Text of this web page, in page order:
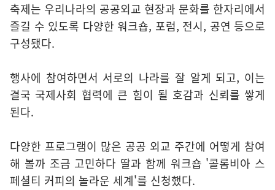
축제는 우리나라의 공공외교 현장과 문화를 한자리에서
즐길 수 있도록 다양한 워크숍, 포럼, 전시, 공연 등으로
구성됐다.
행사에 참여하면서 서로의 나라를 잘 알게 되고, 이는
결국 국제사회 협력에 큰 힘이 될 호감과 신뢰를 쌓게
된다.
다양한 프로그램이 많은 공공 외교 주간에 어떻게 참여
해 볼까 조금 고민하다 딸과 함께 워크숍 '콜롬비아 스
페셜티 커피의 놀라운 세계'를 신청했다.